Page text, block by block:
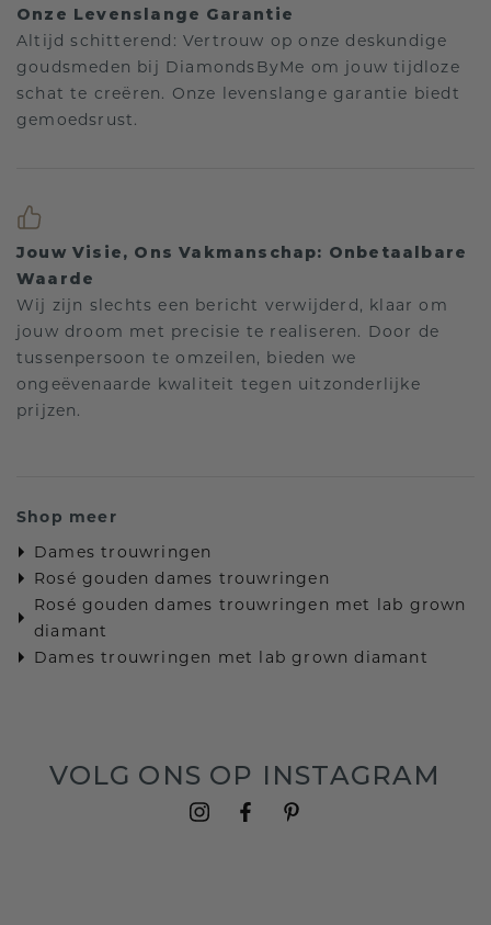
Onze Levenslange Garantie
Altijd schitterend: Vertrouw op onze deskundige
goudsmeden bij DiamondsByMe om jouw tijdloze
schat te creëren. Onze levenslange garantie biedt
gemoedsrust.
Jouw Visie, Ons Vakmanschap: Onbetaalbare
Waarde
Wij zijn slechts een bericht verwijderd, klaar om
jouw droom met precisie te realiseren. Door de
tussenpersoon te omzeilen, bieden we
ongeëvenaarde kwaliteit tegen uitzonderlijke
prijzen.
Shop meer
Dames trouwringen
Rosé gouden dames trouwringen
Rosé gouden dames trouwringen met lab grown
diamant
Dames trouwringen met lab grown diamant
VOLG ONS OP INSTAGRAM